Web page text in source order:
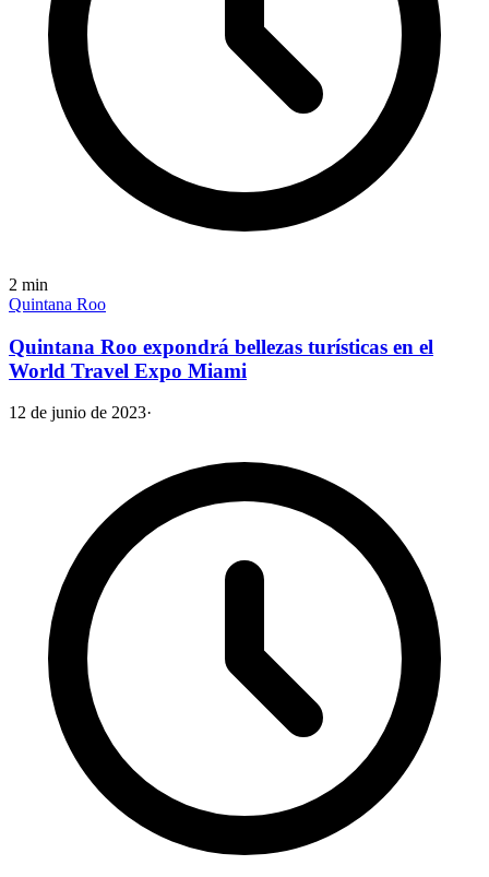
2 min
Quintana Roo
Quintana Roo expondrá bellezas turísticas en el
World Travel Expo Miami
12 de junio de 2023·